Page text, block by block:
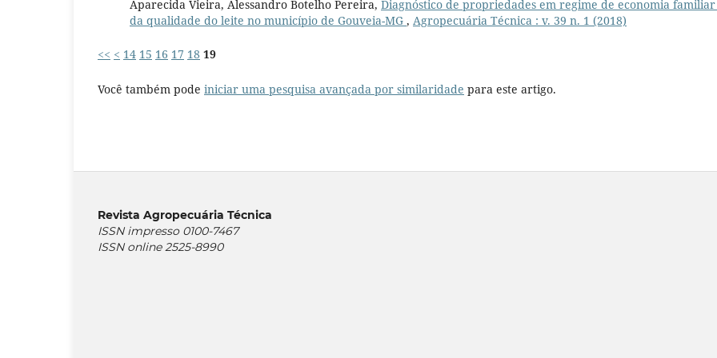
Aparecida Vieira, Alessandro Botelho Pereira, Diagnóstico de propriedades em regime de economia
da qualidade do leite no município de Gouveia-MG , Agropecuária Técnica : v. 39 n. 1 (2018)
<< < 14 15 16 17 18 19
Você também pode iniciar uma pesquisa avançada por similaridade para este artigo.
Revista Agropecuária Técnica
ISSN impresso 0100-7467
ISSN online 2525-8990